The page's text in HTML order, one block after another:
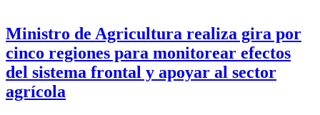
Ministro de Agricultura realiza gira por
cinco regiones para monitorear efectos
del sistema frontal y apoyar al sector
agrícola